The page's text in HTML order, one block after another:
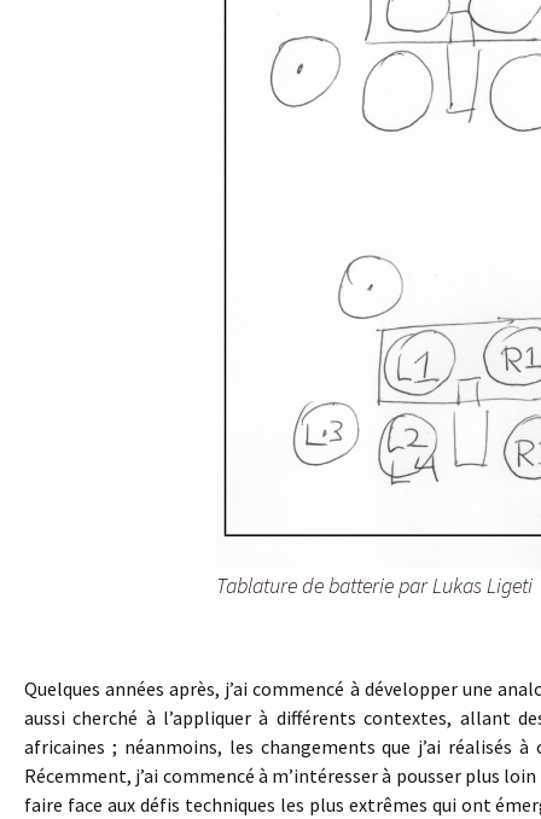
Tablature de batterie par Lukas Ligeti
Quelques années après, j’ai commencé à développer une
aussi cherché à l’appliquer à différents contextes, allant
africaines ; néanmoins, les changements que j’ai
Récemment, j’ai commencé à m’intéresser à pousser plus
faire face aux défis techniques les plus extrêmes qui ont